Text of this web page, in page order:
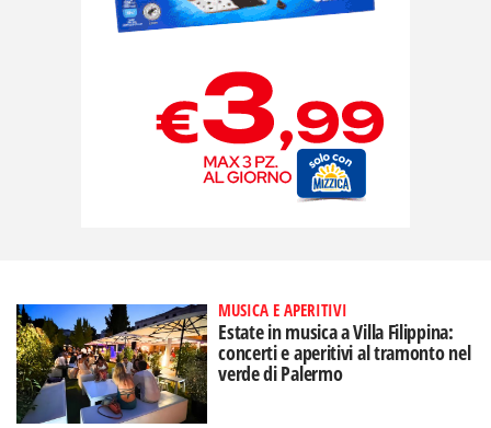
MUSICA E APERITIVI
Estate in musica a Villa Filippina:
concerti e aperitivi al tramonto nel
verde di Palermo